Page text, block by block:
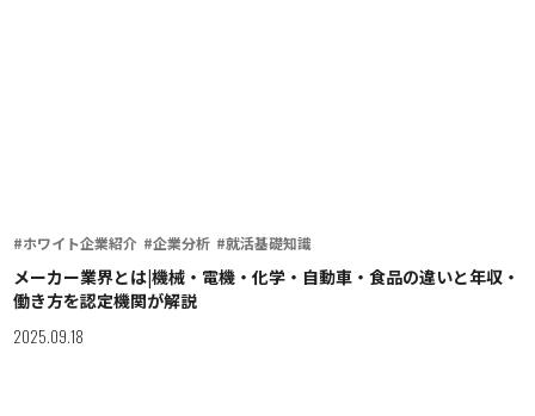
#ホワイト企業紹介 #企業分析 #就活基礎知識
メーカー業界とは|機械・電機・化学・自動車・食品の違いと年収・
働き方を認定機関が解説
2025.09.18